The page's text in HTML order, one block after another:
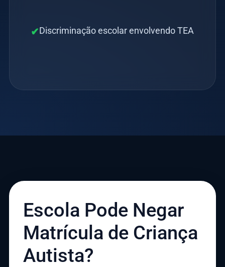
✔Discriminação escolar envolvendo TEA
Escola Pode Negar
Matrícula de Criança
Autista?